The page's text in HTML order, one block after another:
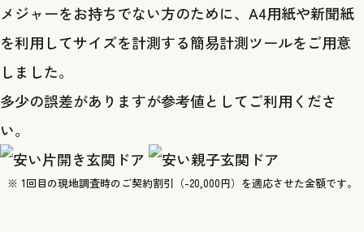
メジャーをお持ちでない方のために、A4用紙や新聞紙
を利用してサイズを計測する簡易計測ツールをご用意
しました。
多少の誤差がありますが参考値としてご利用くださ
い。
※ 1回目の現地調査時のご契約割引（-20,000円）を適応させた金額です。